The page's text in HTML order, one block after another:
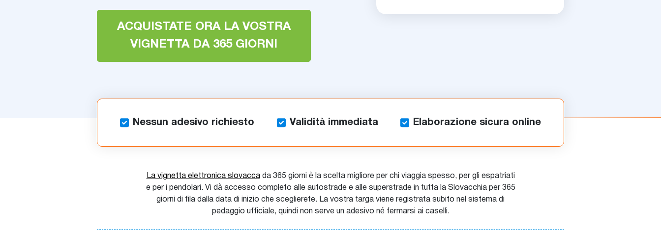
ACQUISTATE ORA LA VOSTRA
VIGNETTA DA 365 GIORNI
Nessun adesivo richiesto Validità immediata Elaborazione sicura online
La vignetta elettronica slovaccada 365 giorni è la scelta migliore per chi viaggia spesso, per gli espatriati
e per i pendolari. Vi dà accesso completo alle autostrade e alle superstrade in tutta la Slovacchia per 365
giorni di fila dalla data di inizio che sceglierete. La vostra targa viene registrata subito nel sistema di
pedaggio ufficiale, quindi non serve un adesivo né fermarsi ai caselli.